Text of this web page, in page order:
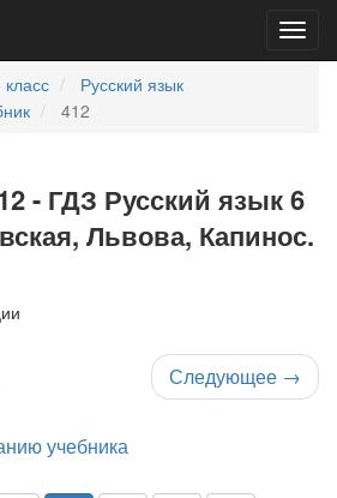
класс
Русский язык
412
- ГДЗ Русский язык 6
Львова, Капинос.
Следующее →
учебника